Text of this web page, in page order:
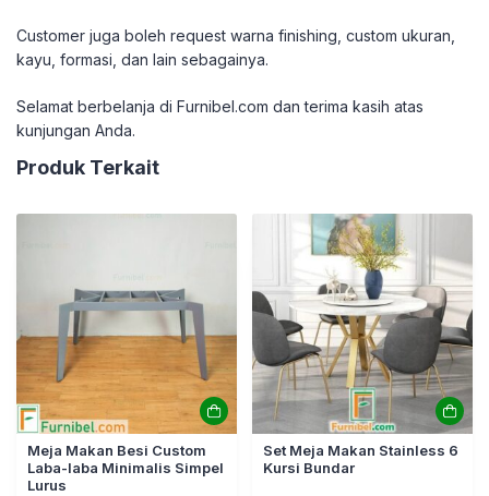
Customer juga boleh request warna finishing, custom ukuran,
kayu, formasi, dan lain sebagainya.
Selamat berbelanja di Furnibel.com dan terima kasih atas
kunjungan Anda.
Produk Terkait
Meja Makan Besi Custom
Laba-laba Minimalis Simpel
Lurus
Set Meja Makan Stainless 6
Kursi Bundar